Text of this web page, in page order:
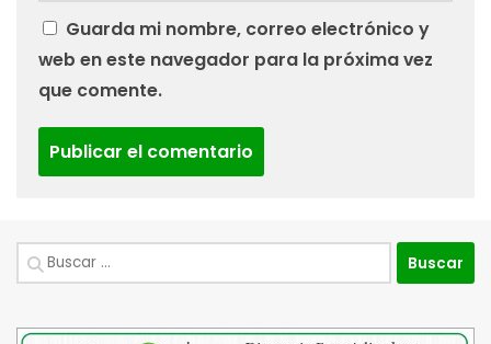
Guarda mi nombre, correo electrónico y
web en este navegador para la próxima vez
que comente.
Buscar: